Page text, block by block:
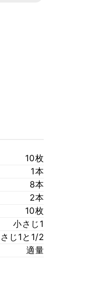
10枚
1本
8本
2本
10枚
小さじ1
じ1と1/2
適量